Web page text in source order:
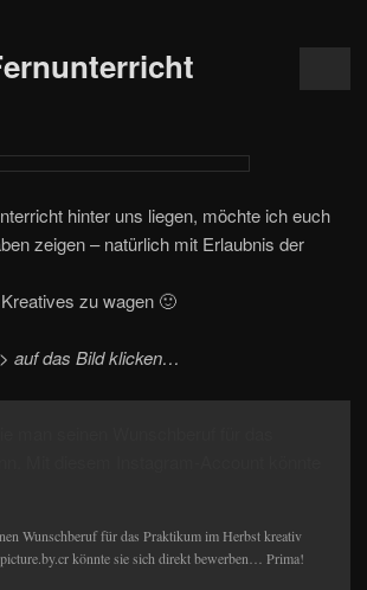
hinter uns liegen, möchte ich euch
zeigen – natürlich mit Erlaubnis der
zu wagen 🙂
auf das Bild klicken…
Wunschberuf für das Praktikum im Herbst kreativ
könnte sie sich direkt bewerben… Prima!